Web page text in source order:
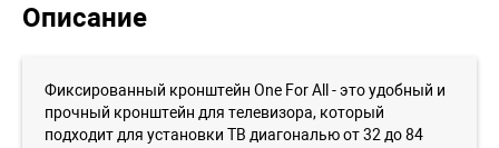
Описание
Фиксированный кронштейн One For All - это удобный и
прочный кронштейн для телевизора, который
подходит для установки ТВ диагональю от 32 до 84